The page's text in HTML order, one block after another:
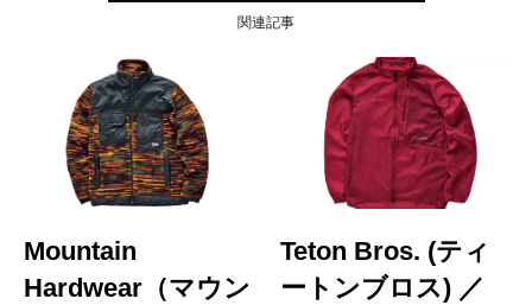
関連記事
Mountain
Hardwear（マウン
Teton Bros. (ティ
ートンブロス) ／